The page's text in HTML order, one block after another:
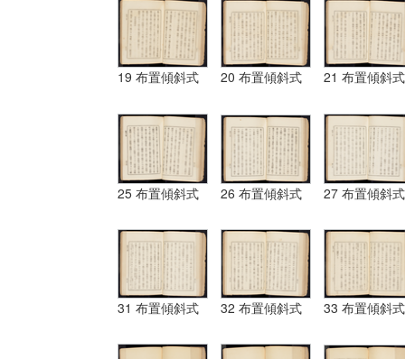
19 布置傾斜式 20 布置傾斜式 21 布置傾斜式
25 布置傾斜式 26 布置傾斜式 27 布置傾斜式
31 布置傾斜式 32 布置傾斜式 33 布置傾斜式